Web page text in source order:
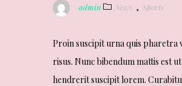
admin News , Sports
Proin suscipit urna quis pharetra
risus. Nunc bibendum mattis est
hendrerit suscipit lorem.